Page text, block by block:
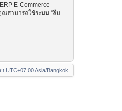
E-Commerce
สามารถใช้ระบบ “ลืม
า UTC+07:00 Asia/Bangkok